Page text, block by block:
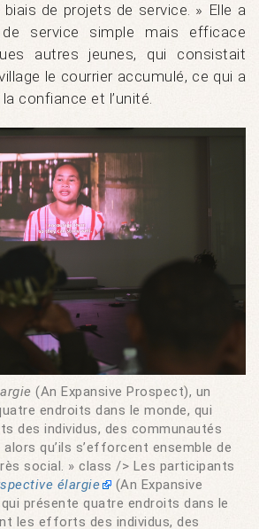
de projets de service. » Elle a
service simple mais efficace
autres jeunes, qui consistait
le courrier accumulé, ce qui a
confiance et l’unité.
(An Expansive Prospect), un
endroits dans le monde, qui
des individus, des communautés
qu’ils s’efforcent ensemble de
social. » class /> Les participants
élargie
(An Expansive
présente quatre endroits dans le
les efforts des individus, des